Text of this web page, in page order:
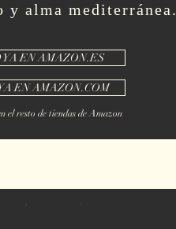
y alma mediterránea.
YA EN AMAZON.ES
EN AMAZON.COM
el resto de tiendas de Amazon